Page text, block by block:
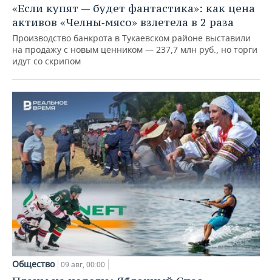
«Если купят — будет фантастика»: как цена
активов «Челны‑мясо» взлетела в 2 раза
Производство банкрота в Тукаевском районе выставили
на продажу с новым ценником — 237,7 млн руб., но торги
идут со скрипом
Общество 09 авг, 00:00